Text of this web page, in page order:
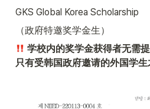
GKS Global Korea Scholarship
（政府特邀奖学金生）
学校内的奖学金获得者无需
只有受韩国政府邀请的外国学生